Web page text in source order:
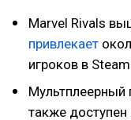
Marvel Rivals
привлекает
игроков в
Мультплеерный
также доступен